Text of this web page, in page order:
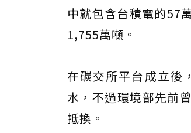
中就包含台積電的57
1,755萬噸。
在碳交所平台成立後
水，不過環境部先前
抵換。